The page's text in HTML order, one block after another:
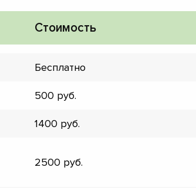
Стоимость
Бесплатно
500
1400
2500